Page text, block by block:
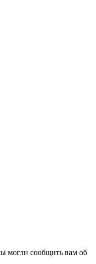
могли сообщить вам об